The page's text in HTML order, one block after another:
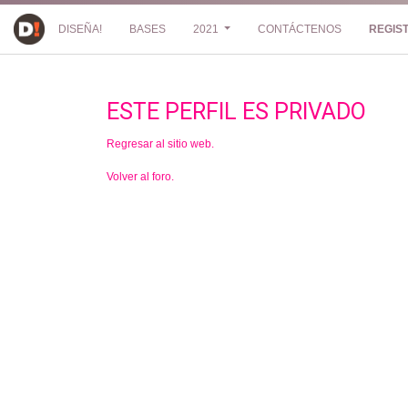
DISEÑA! BASES 2021 CONTÁCTENOS
ESTE PERFIL ES PRIVADO
Regresar al sitio web.
Volver al foro.